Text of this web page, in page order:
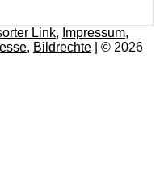
Link, Impressum,
, Bildrechte | © 2026